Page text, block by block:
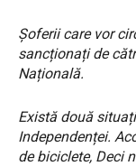
Șoferii care vor
sancționați de
Națională.
Există două
Independenței.
de biciclete, Deci